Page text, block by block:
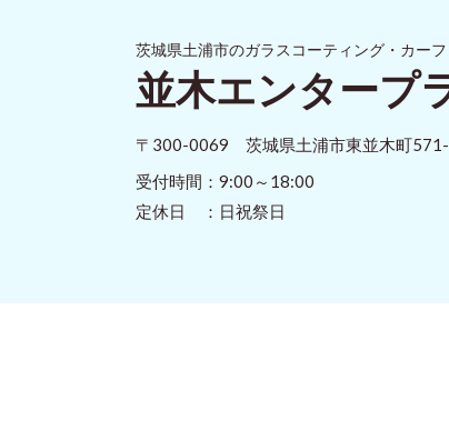
茨城県土浦市のガラスコーティング・カー
並木エンタープ
〒300-0069 茨城県土浦市東並木町571-
受付時間：9:00～18:00
定休日 ：日祝祭日